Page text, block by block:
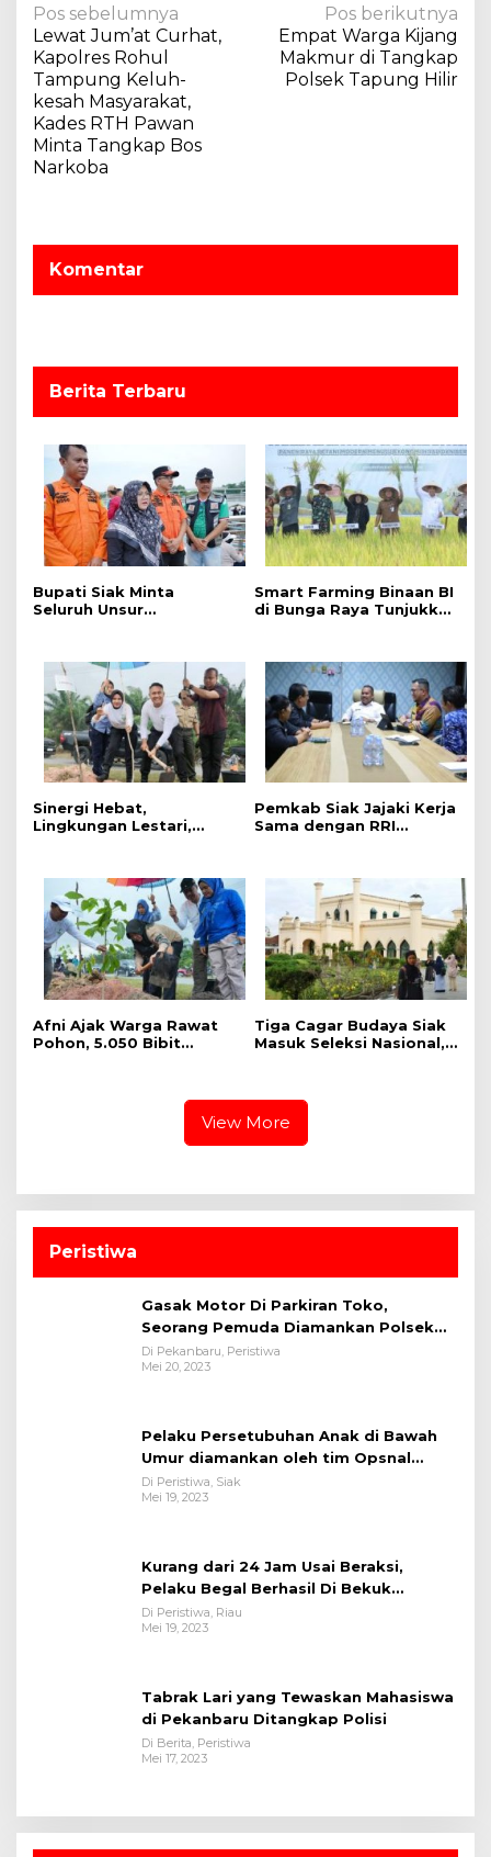
N
a
v
i
g
a
p
o
Pos sebelumnya
Lewat Jum’at Curhat,
Kapolres Rohul
Tampung Keluh-
kesah Masyarakat,
Kades RTH Pawan
Minta Tangkap Bos
Narkoba
Pos berikutnya
Empat Warga Kijang
Makmur di Tangkap
Polsek Tapung Hilir
Komentar
Berita Terbaru
Bupati Siak Minta
Seluruh Unsur
Sungai Siak.
Smart Farming Binaan BI
di Bunga Raya Tunjukkan
Sinergi Hebat,
Lingkungan Lestari,
Serentak ,Kapolres : Kita
Menanam Masa Depan
dan Harapan
Pemkab Siak Jajaki Kerja
Sama dengan RRI
Nasional
Afni Ajak Warga Rawat
Pohon, 5.050 Bibit
Tiga Cagar Budaya Siak
Masuk Seleksi Nasional,
View More
Peristiwa
Gasak Motor Di Parkiran Toko,
Seorang Pemuda Diamankan Polsek
Bukit Raya
Di Pekanbaru, Peristiwa
Mei 20, 2023
Pelaku Persetubuhan Anak di Bawah
Umur diamankan oleh tim Opsnal
Polsek Tualang-Polres Siak-Polda Riau
Di Peristiwa, Siak
Mei 19, 2023
Kurang dari 24 Jam Usai Beraksi,
Pelaku Begal Berhasil Di Bekuk
Satreskrim Polres Kuansing
Di Peristiwa, Riau
Mei 19, 2023
Tabrak Lari yang Tewaskan Mahasiswa
di Pekanbaru Ditangkap Polisi
Di Berita, Peristiwa
Mei 17, 2023